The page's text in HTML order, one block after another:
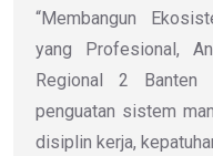
“Membangun
yang Profesional,
Regional 2 Banten
penguatan sistem
disiplin kerja,